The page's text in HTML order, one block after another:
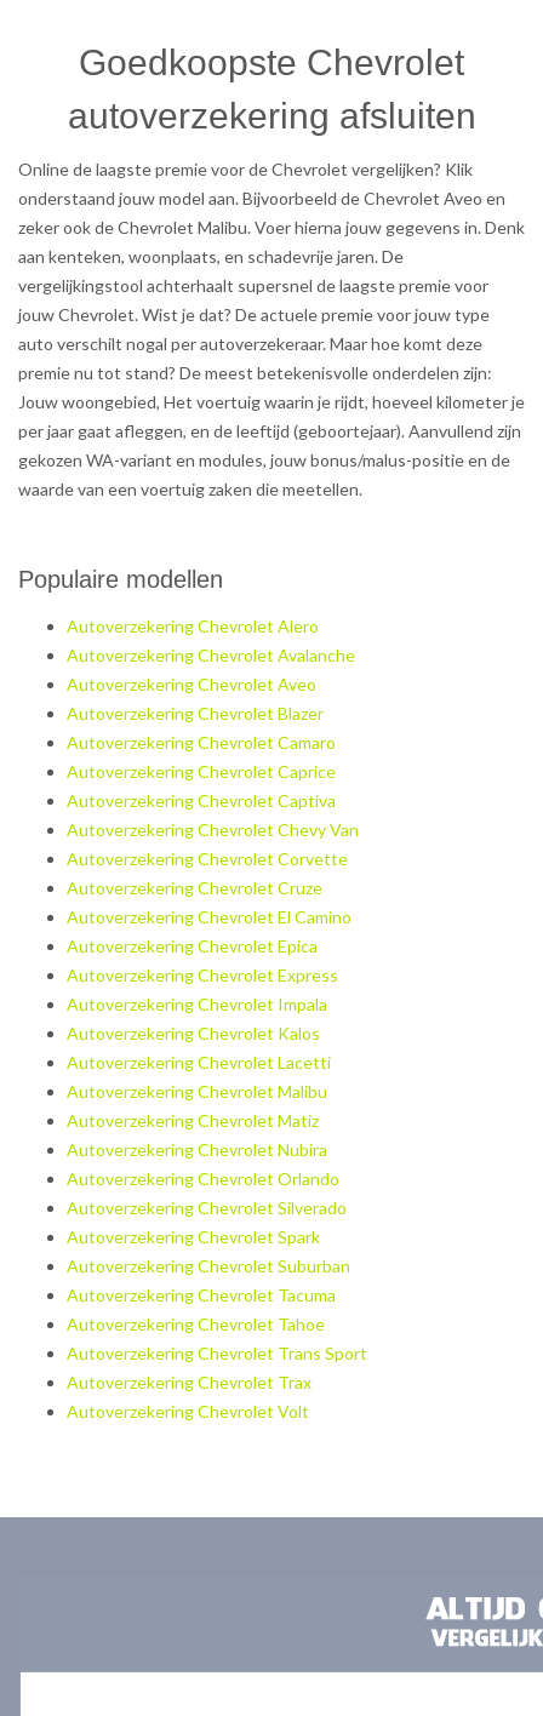
Goedkoopste Chevrolet
autoverzekering afsluiten
Online de laagste premie voor de Chevrolet vergelijken? Klik
onderstaand jouw model aan. Bijvoorbeeld de Chevrolet Aveo en
zeker ook de Chevrolet Malibu. Voer hierna jouw gegevens in. Denk
aan kenteken, woonplaats, en schadevrije jaren. De
vergelijkingstool achterhaalt supersnel de laagste premie voor
jouw Chevrolet. Wist je dat? De actuele premie voor jouw type
auto verschilt nogal per autoverzekeraar. Maar hoe komt deze
premie nu tot stand? De meest betekenisvolle onderdelen zijn:
Jouw woongebied, Het voertuig waarin je rijdt, hoeveel kilometer je
per jaar gaat afleggen, en de leeftijd (geboortejaar). Aanvullend zijn
gekozen WA-variant en modules, jouw bonus/malus-positie en de
waarde van een voertuig zaken die meetellen.
Populaire modellen
Autoverzekering Chevrolet Alero
Autoverzekering Chevrolet Avalanche
Autoverzekering Chevrolet Aveo
Autoverzekering Chevrolet Blazer
Autoverzekering Chevrolet Camaro
Autoverzekering Chevrolet Caprice
Autoverzekering Chevrolet Captiva
Autoverzekering Chevrolet Chevy Van
Autoverzekering Chevrolet Corvette
Autoverzekering Chevrolet Cruze
Autoverzekering Chevrolet El Camino
Autoverzekering Chevrolet Epica
Autoverzekering Chevrolet Express
Autoverzekering Chevrolet Impala
Autoverzekering Chevrolet Kalos
Autoverzekering Chevrolet Lacetti
Autoverzekering Chevrolet Malibu
Autoverzekering Chevrolet Matiz
Autoverzekering Chevrolet Nubira
Autoverzekering Chevrolet Orlando
Autoverzekering Chevrolet Silverado
Autoverzekering Chevrolet Spark
Autoverzekering Chevrolet Suburban
Autoverzekering Chevrolet Tacuma
Autoverzekering Chevrolet Tahoe
Autoverzekering Chevrolet Trans Sport
Autoverzekering Chevrolet Trax
Autoverzekering Chevrolet Volt